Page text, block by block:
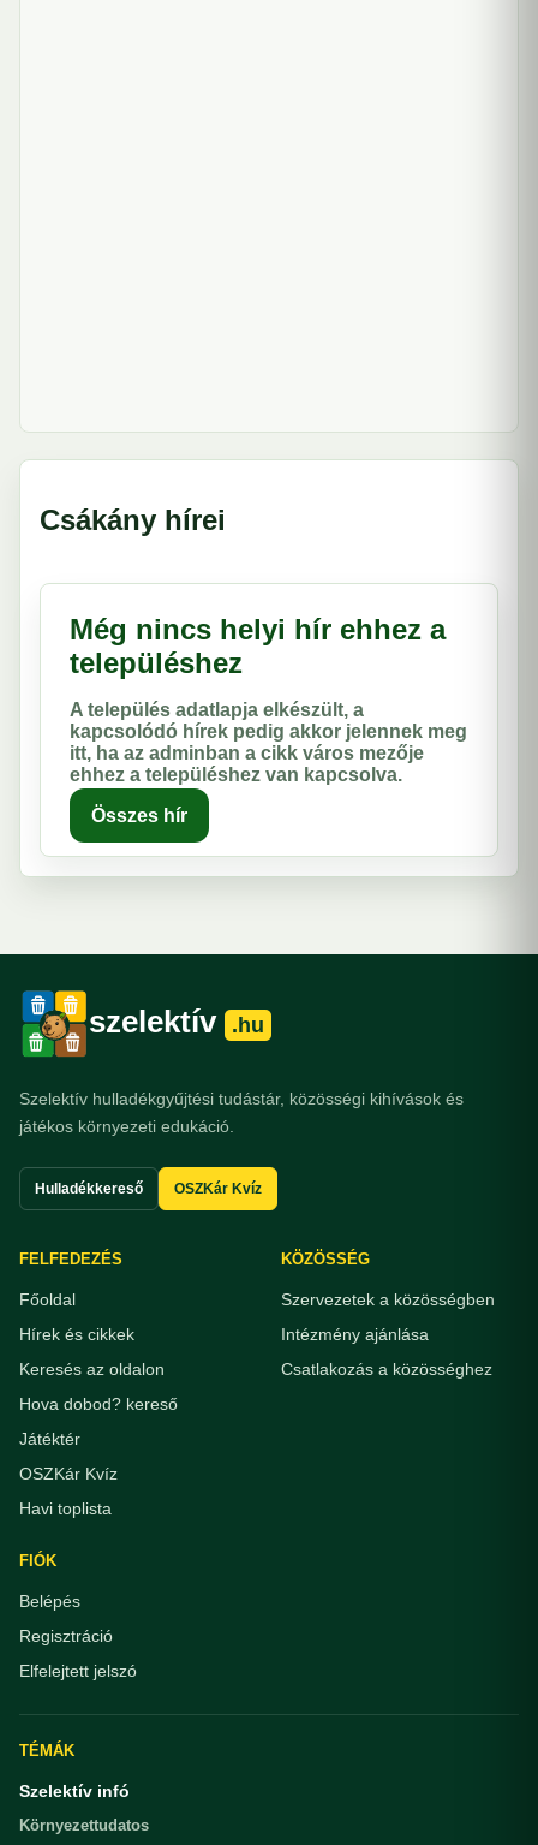
Csákány hírei
Még nincs helyi hír ehhez a
településhez
A település adatlapja elkészült, a
kapcsolódó hírek pedig akkor jelennek meg
itt, ha az adminban a cikk város mezője
ehhez a településhez van kapcsolva.
Összes hír
szelektív .hu
Szelektív hulladékgyűjtési tudástár, közösségi kihívások és
játékos környezeti edukáció.
Hulladékkereső OSZKár Kvíz
FELFEDEZÉS
Főoldal
Hírek és cikkek
Keresés az oldalon
Hova dobod? kereső
Játéktér
OSZKár Kvíz
Havi toplista
KÖZÖSSÉG
Szervezetek a közösségben
Intézmény ajánlása
Csatlakozás a közösséghez
FIÓK
Belépés
Regisztráció
Elfelejtett jelszó
TÉMÁK
Szelektív infó
Környezettudatos